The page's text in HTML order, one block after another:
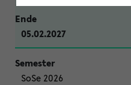
05.02.2027
SoSe 2026